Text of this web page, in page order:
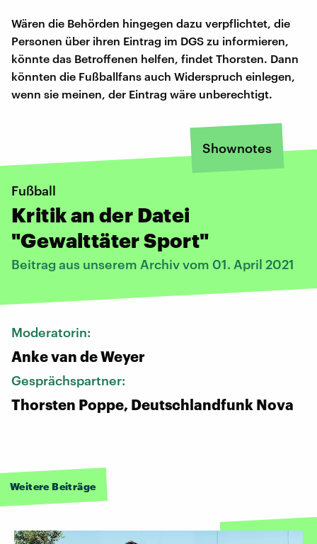
Wären die Behörden hingegen dazu verpflichtet, die
Personen über ihren Eintrag im DGS zu informieren,
könnte das Betroffenen helfen, findet Thorsten. Dann
könnten die Fußballfans auch Widerspruch einlegen,
wenn sie meinen, der Eintrag wäre unberechtigt.
Shownotes
Fußball
Kritik an der Datei
"Gewalttäter Sport"
Beitrag aus unserem Archiv vom 01. April 2021
Moderatorin:
Anke van de Weyer
Gesprächspartner:
Thorsten Poppe, Deutschlandfunk Nova
Weitere Beiträge